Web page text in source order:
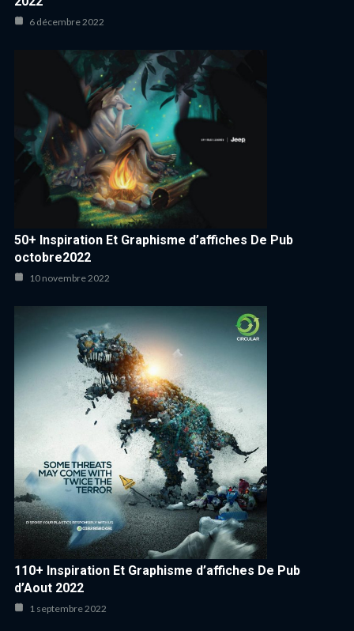
6 décembre 2022
50+ Inspiration Et Graphisme d’affiches De Pub
octobre2022
10 novembre 2022
110+ Inspiration Et Graphisme d’affiches De Pub
d’Aout 2022
1 septembre 2022